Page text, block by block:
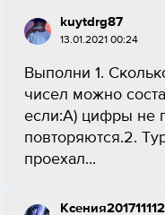
kuytdrg87
13.01.2021 00:24
Выполни 1.
чисел можно
если:А) цифры не
повторяются.2.
проехал...
Ксения201711112